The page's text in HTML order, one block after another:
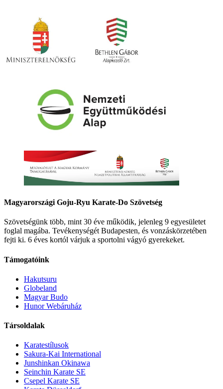
Magyarországi Goju-Ryu Karate-Do Szövetség
Szövetségünk több, mint 30 éve működik, jelenleg 9 egyesületet
foglal magába. Tevékenységét Budapesten, és vonzáskörzetében
fejti ki. 6 éves kortól várjuk a sportolni vágyó gyerekeket.
Támogatóink
Hakutsuru
Globeland
Magyar Budo
Hunor Webáruház
Társoldalak
Karatestílusok
Sakura-Kai International
Junshinkan Okinawa
Seinchin Karate SE
Csepel Karate SE